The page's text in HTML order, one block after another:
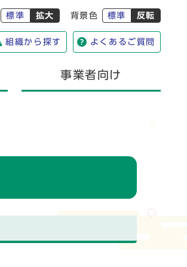
標準 拡大 背景色 標準 反転
組織から探す よくあるご質問
事業者向け